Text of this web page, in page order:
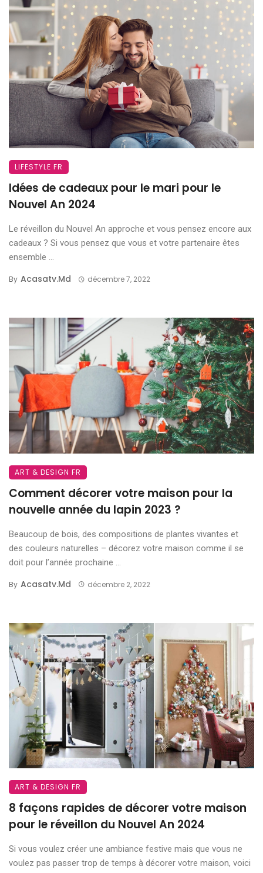
LIFESTYLE FR
Idées de cadeaux pour le mari pour le
Nouvel An 2024
Le réveillon du Nouvel An approche et vous pensez encore aux
cadeaux ? Si vous pensez que vous et votre partenaire êtes
ensemble ...
By Acasatv.md décembre 7, 2022
ART & DESIGN FR
Comment décorer votre maison pour la
nouvelle année du lapin 2023 ?
Beaucoup de bois, des compositions de plantes vivantes et
des couleurs naturelles – décorez votre maison comme il se
doit pour l’année prochaine ...
By Acasatv.md décembre 2, 2022
ART & DESIGN FR
8 façons rapides de décorer votre maison
pour le réveillon du Nouvel An 2024
Si vous voulez créer une ambiance festive mais que vous ne
voulez pas passer trop de temps à décorer votre maison, voici